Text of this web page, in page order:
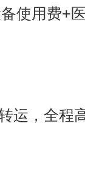
使用费+
运，全程